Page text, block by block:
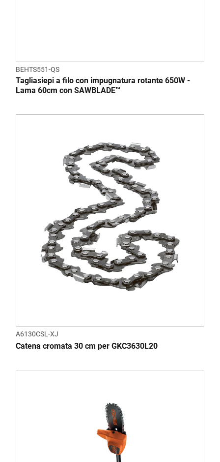
BEHTS551-QS
Tagliasiepi a filo con impugnatura rotante 650W -
Lama 60cm con SAWBLADE™
A6130CSL-XJ
Catena cromata 30 cm per GKC3630L20